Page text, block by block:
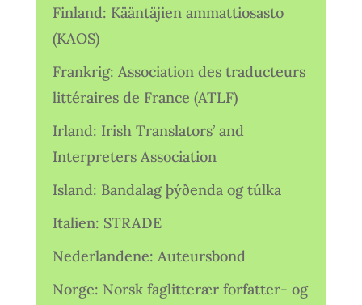
Finland: Kääntäjien ammattiosasto
(KAOS)
Frankrig: Association des traducteurs
littéraires de France (ATLF)
Irland: Irish Translators’ and
Interpreters Association
Island: Bandalag þýðenda og túlka
Italien: STRADE
Nederlandene: Auteursbond
Norge: Norsk faglitterær forfatter- og